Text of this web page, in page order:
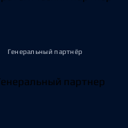
Генеральный партнёр